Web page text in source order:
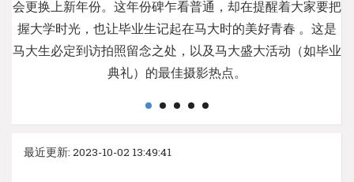
会更换上新年份。这年份碑乍看普通，却在提醒着大家要把
握大学时光，也让毕业生记起在马大时的美好青春 。这是
马大生必定到访拍照留念之处，以及马大盛大活动（如毕业
典礼）的最佳摄影热点。
最近更新: 2023-10-02 13:49:41